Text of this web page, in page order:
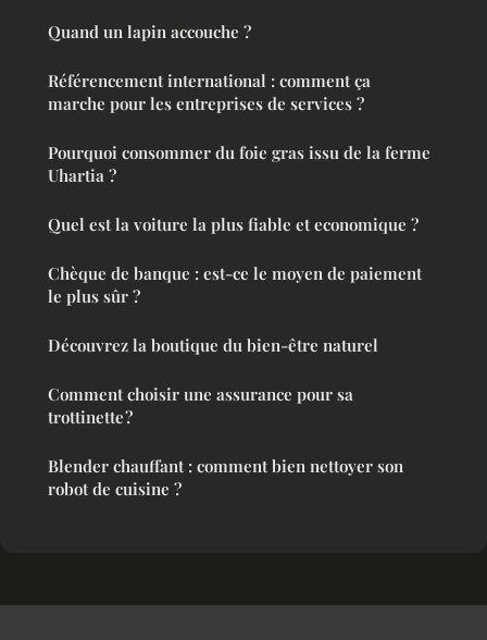
Quand un lapin accouche ?
Référencement international : comment ça
marche pour les entreprises de services ?
Pourquoi consommer du foie gras issu de la ferme
Uhartia ?
Quel est la voiture la plus fiable et economique ?
Chèque de banque : est-ce le moyen de paiement
le plus sûr ?
Découvrez la boutique du bien-être naturel
Comment choisir une assurance pour sa
trottinette ?
Blender chauffant : comment bien nettoyer son
robot de cuisine ?